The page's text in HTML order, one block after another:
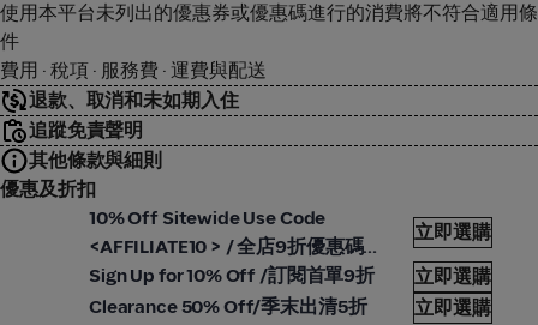
使用本平台未列出的優惠券或優惠碼進行的消費將不符合適用條
件
費用 · 稅項 · 服務費 · 運費與配送
退款、取消和未如期入住
追蹤免責聲明
其他條款與細則
優惠及折扣
10% Off Sitewide Use Code
<AFFILIATE10 > / 全店9折優惠碼
<AFFILIATE10>
立即選購
Sign Up for 10% Off /訂閱首單9折
立即選購
Clearance 50% Off/季末出清5折 立即選購